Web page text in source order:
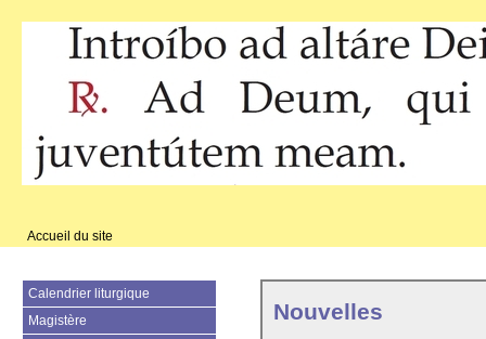
Accueil du site
Nouvelles
Calendrier liturgique
Magistère